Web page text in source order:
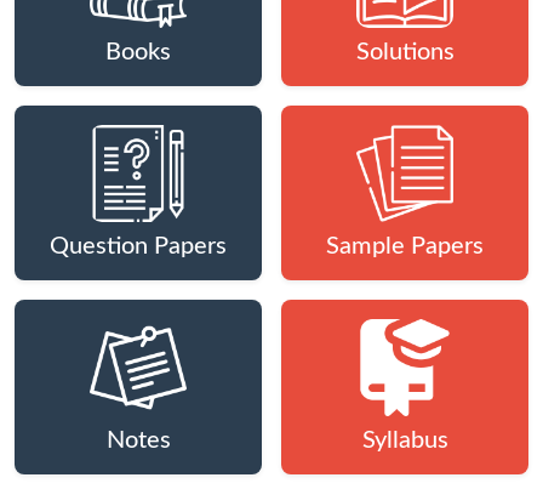
Books Solutions
Question Papers Sample Papers
Notes Syllabus